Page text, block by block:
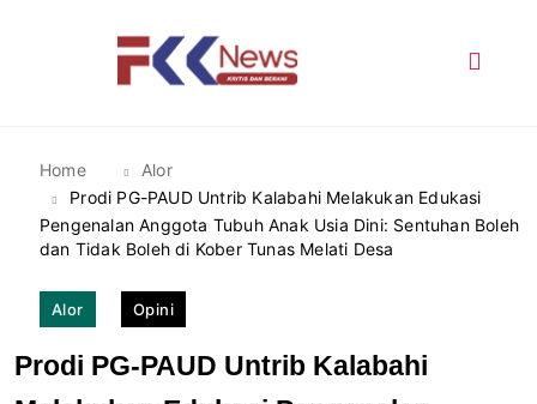
Home
Alor
Prodi PG-PAUD Untrib Kalabahi Melakukan Edukasi
Pengenalan Anggota Tubuh Anak Usia Dini: Sentuhan Boleh
dan Tidak Boleh di Kober Tunas Melati Desa
Alor Opini
Prodi PG-PAUD Untrib Kalabahi